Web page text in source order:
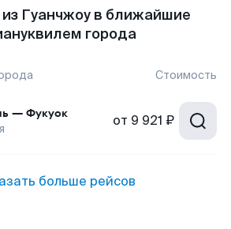
Гуанчжоу в ближайшие
города
Стоимость
— Фукуок от 9 921 ₽
больше рейсов